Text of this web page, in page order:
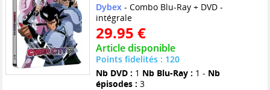
Dybex - Combo Blu-Ray + DVD -
intégrale
29.95 €
Article disponible
Points fidelités : 120
Nb DVD : 1 Nb Blu-Ray : 1 - Nb
épisodes : 3